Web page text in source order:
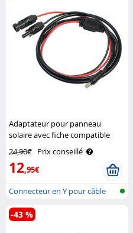
Adaptateur pour panneau
solaire avec fiche compatible
MC4 vers fiche creuse 8 mm
Revolt
24,90€ Prix conseillé
12,95€
Connecteur en Y pour câble
solaire
-43 %